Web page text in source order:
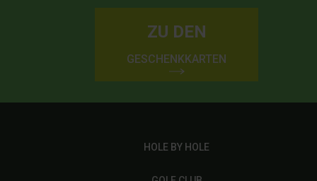
ZU DEN
GESCHENKKARTEN
HOLE BY HOLE